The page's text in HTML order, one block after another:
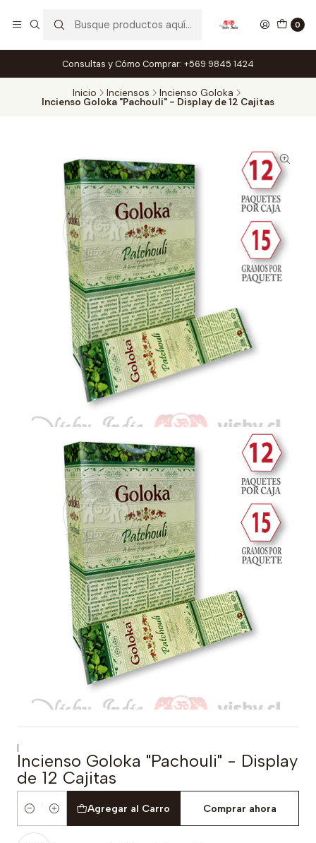
0
Consultas y Cómo Comprar: +569 9845 1424
Inicio Inciensos Incienso Goloka
Incienso Goloka "Pachouli" - Display de 12 Cajitas
|
Incienso Goloka "Pachouli" - Display
de 12 Cajitas
Cantidad
Agregar al Carro Comprar ahora